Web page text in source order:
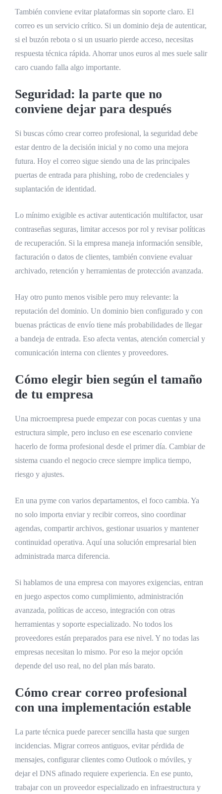
También conviene evitar plataformas sin soporte claro. El
correo es un servicio crítico. Si un dominio deja de autenticar,
si el buzón rebota o si un usuario pierde acceso, necesitas
respuesta técnica rápida. Ahorrar unos euros al mes suele salir
caro cuando falla algo importante.
Seguridad: la parte que no
conviene dejar para después
Si buscas cómo crear correo profesional, la seguridad debe
estar dentro de la decisión inicial y no como una mejora
futura. Hoy el correo sigue siendo una de las principales
puertas de entrada para phishing, robo de credenciales y
suplantación de identidad.
Lo mínimo exigible es activar autenticación multifactor, usar
contraseñas seguras, limitar accesos por rol y revisar políticas
de recuperación. Si la empresa maneja información sensible,
facturación o datos de clientes, también conviene evaluar
archivado, retención y herramientas de protección avanzada.
Hay otro punto menos visible pero muy relevante: la
reputación del dominio. Un dominio bien configurado y con
buenas prácticas de envío tiene más probabilidades de llegar
a bandeja de entrada. Eso afecta ventas, atención comercial y
comunicación interna con clientes y proveedores.
Cómo elegir bien según el tamaño
de tu empresa
Una microempresa puede empezar con pocas cuentas y una
estructura simple, pero incluso en ese escenario conviene
hacerlo de forma profesional desde el primer día. Cambiar de
sistema cuando el negocio crece siempre implica tiempo,
riesgo y ajustes.
En una pyme con varios departamentos, el foco cambia. Ya
no solo importa enviar y recibir correos, sino coordinar
agendas, compartir archivos, gestionar usuarios y mantener
continuidad operativa. Aquí una solución empresarial bien
administrada marca diferencia.
Si hablamos de una empresa con mayores exigencias, entran
en juego aspectos como cumplimiento, administración
avanzada, políticas de acceso, integración con otras
herramientas y soporte especializado. No todos los
proveedores están preparados para ese nivel. Y no todas las
empresas necesitan lo mismo. Por eso la mejor opción
depende del uso real, no del plan más barato.
Cómo crear correo profesional
con una implementación estable
La parte técnica puede parecer sencilla hasta que surgen
incidencias. Migrar correos antiguos, evitar pérdida de
mensajes, configurar clientes como Outlook o móviles, y
dejar el DNS afinado requiere experiencia. En ese punto,
trabajar con un proveedor especializado en infraestructura y